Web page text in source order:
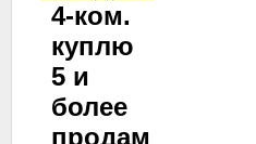
4-ком.
куплю
5 и
более
продам